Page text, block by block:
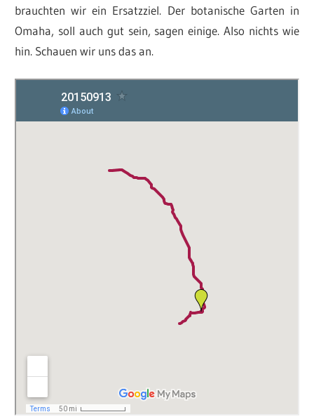
brauchten wir ein Ersatzziel. Der botanische Garten in
Omaha, soll auch gut sein, sagen einige. Also nichts wie
hin. Schauen wir uns das an.